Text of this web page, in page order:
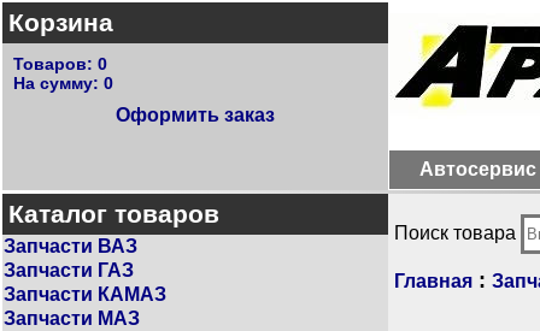
Корзина
Товаров: 0
На сумму: 0
Оформить заказ
Автосервис
Каталог товаров
Запчасти ВАЗ
Запчасти ГАЗ
Запчасти КАМАЗ
Запчасти МАЗ
Поиск товара
Главная :